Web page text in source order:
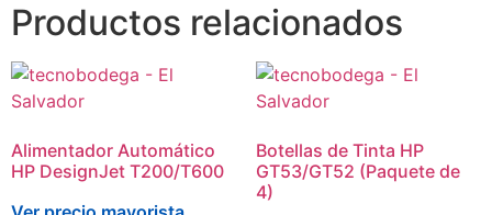
Productos relacionados
Alimentador Automático
HP DesignJet T200/T600
Botellas de Tinta HP
GT53/GT52 (Paquete de
4)